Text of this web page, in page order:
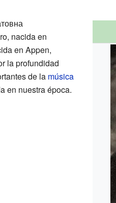
nacida en
en Appen,
la profundidad
de la música
en nuestra época.